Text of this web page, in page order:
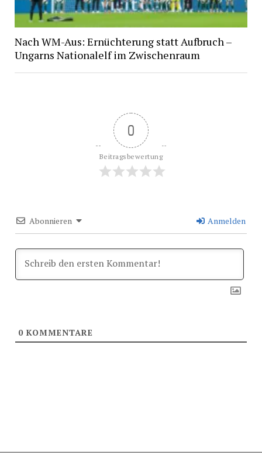
Nach WM-Aus: Ernüchterung statt Aufbruch –
Ungarns Nationalelf im Zwischenraum
0
Beitragsbewertung
Abonnieren Anmelden
0KOMMENTARE